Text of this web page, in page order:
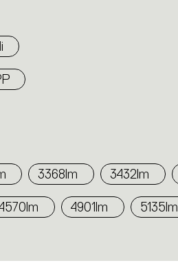
3368lm 3432lm
4901lm 5135lm